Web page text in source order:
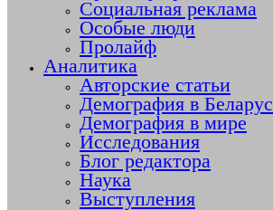
Социальная реклама
Особые люди
Пролайф
Аналитика
Авторские статьи
Демография в
Демография в мире
Исследования
Блог редактора
Наука
Выступления